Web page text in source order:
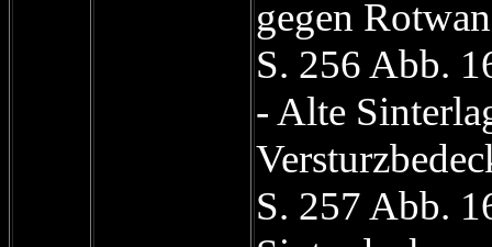
gegen
S. 256 Abb.
- Alte
S. 257 Abb.